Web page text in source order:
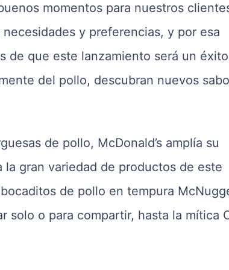
momentos para nuestros
y preferencias, y por esa
de que este lanzamiento será un
del pollo, descubran nuevos
de pollo, McDonald’s amplía su
gran variedad de productos de este
de pollo en tempura
solo o para compartir, hasta la mítica